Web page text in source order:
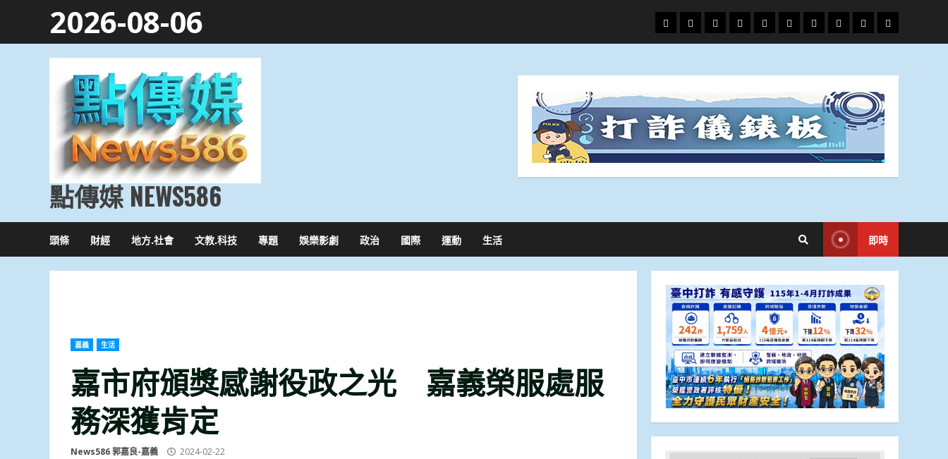
2026-08-06
頭
條
財
經
地
方.
文
教.
專
題
娛
樂
政
治
國
際
運
動
生
活
點傳媒 NEWS586
頭條 財經 地方.社會 文教.科技 專題 娛樂影劇 政治 國際 運動 生活 即時
嘉義 生活
嘉市府頒獎感謝役政之光 嘉義榮服處服
務深獲肯定
News586 郭嘉良-嘉義 2024-02-22